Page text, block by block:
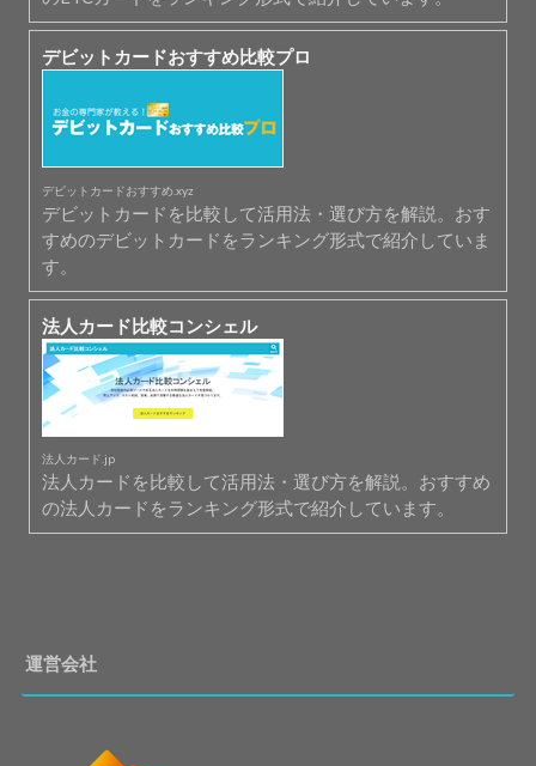
デビットカードおすすめ比較プロ
デビットカードおすすめ.xyz
デビットカードを比較して活用法・選び方を解説。おす
すめのデビットカードをランキング形式で紹介していま
す。
法人カード比較コンシェル
法人カード.jp
法人カードを比較して活用法・選び方を解説。おすすめ
の法人カードをランキング形式で紹介しています。
運営会社